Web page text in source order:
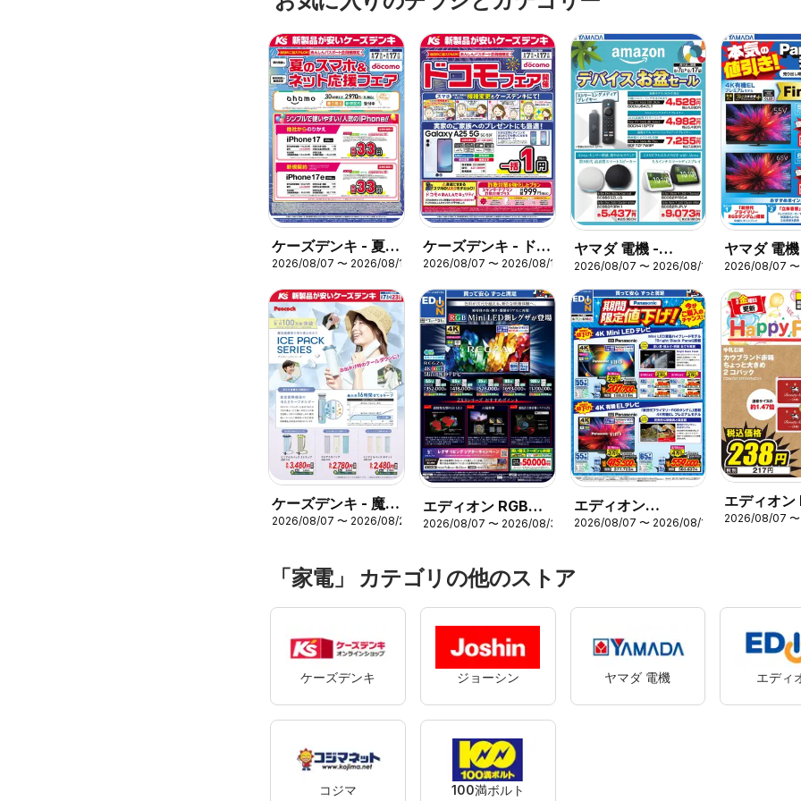
ケーズデンキ - 夏の
スマホ＆ネット応援
フェア
2026/08/07 〜 2026/08/17
ケーズデンキ - ドコ
モフェア開催開催
2026/08/07 〜 2026/08/17
ヤマダ 電機 -
amazon デバイス
お盆セール
2026/08/07 〜 2026/08/17
ヤマダ 電
の値引
き
ビ【4K有
2026/08/07
ケーズデンキ - 魔法
瓶構造で持ち運ぶ氷
シリーズ
2026/08/07 〜 2026/08/23
エディオン RGB
Mini LED新レグザ
2026/08/07 〜 2026/08/31
エディオン
Panasonic 期間限
2026/08/07 〜 2026/08/16
エディオ
Friday
2026/08/07
「家電」 カテゴリの他のストア
ケーズデンキ ジョーシン ヤマダ 電機 エディ
コジマ 100満ボルト